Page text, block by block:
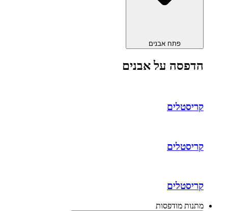
פתח אבנים
הדפסה על אבנים
קריסטלים
קריסטלים
קריסטלים
מתנות מודפסות